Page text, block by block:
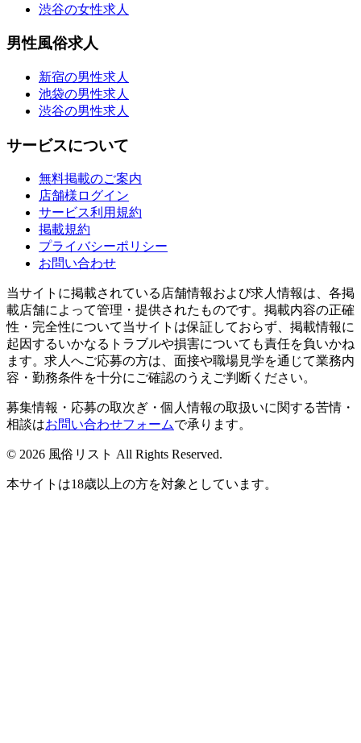
渋谷の女性求人
男性風俗求人
新宿の男性求人
池袋の男性求人
渋谷の男性求人
サービスについて
無料掲載のご案内
店舗様ログイン
サービス利用規約
掲載規約
プライバシーポリシー
お問い合わせ
当サイトに掲載されている店舗情報および求人情報は、各掲
載店舗によって管理・提供されたものです。掲載内容の正確
性・完全性について当サイトは保証しておらず、掲載情報に
起因するいかなるトラブルや損害についても責任を負いかね
ます。求人へご応募の方は、面接や職場見学を通じて業務内
容・勤務条件を十分にご確認のうえご判断ください。
募集情報・応募の取次ぎ・個人情報の取扱いに関する苦情・
相談はお問い合わせフォームで承ります。
© 2026 風俗リスト All Rights Reserved.
本サイトは18歳以上の方を対象としています。